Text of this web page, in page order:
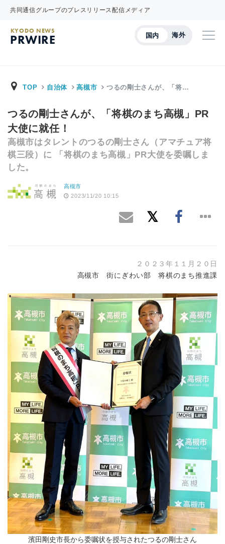
共同通信グループのプレスリリース配信メディア
国内 海外
KYODO NEWS
PRWIRE
TOP 自治体 高槻市 つるの剛士さんが、「将…
つるの剛士さんが、「将棋のまち高槻」PR
大使に就任！
高槻市はタレントのつるの剛士さん（アマチュア将
棋三段）に 「将棋のまち高槻」PR大使を委嘱しま
した。
高槻市
2023/11/20 10:15
２０２３年１１月２０日
高槻市 街にぎわい部 将棋のまち推進課
濱田剛史市長から委嘱状を授与されたつるの剛士さん